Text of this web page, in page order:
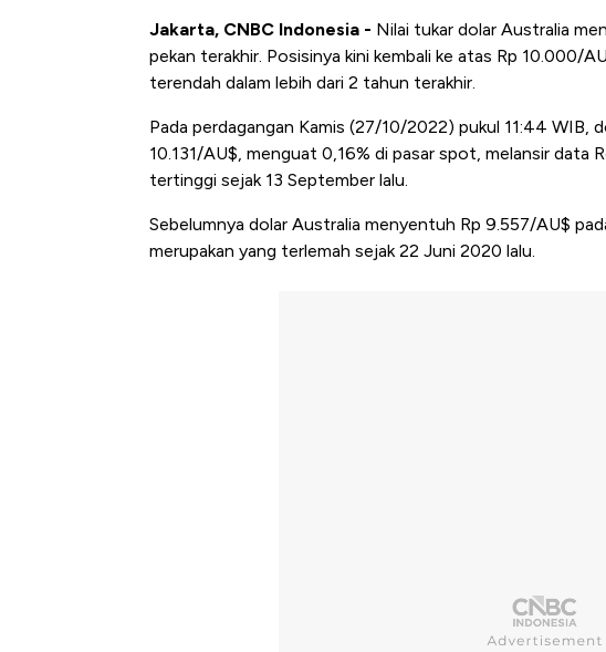
Jakarta, CNBC Indonesia - Nilai tukar dolar Australia
pekan terakhir. Posisinya kini kembali ke atas Rp 10.000/
terendah dalam lebih dari 2 tahun terakhir.
Pada perdagangan Kamis (27/10/2022) pukul 11:44 WIB,
10.131/AU$, menguat 0,16% di pasar spot, melansir data
tertinggi sejak 13 September lalu.
Sebelumnya dolar Australia menyentuh Rp 9.557/AU$
merupakan yang terlemah sejak 22 Juni 2020 lalu.